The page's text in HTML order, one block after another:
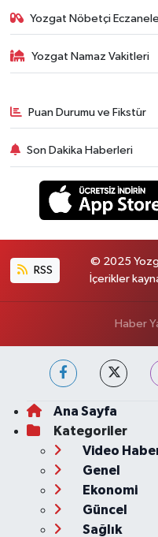
Yozgat Nöbetçi
Yozgat Namaz Vakitleri
Puan Durumu ve Fikstür
Son Dakika Haberleri
RSS
© 2025
İçerikler
Haber
Ana Sayfa
Kategoriler
Video
Genel
Ekonomi
Güncel
Sağlık